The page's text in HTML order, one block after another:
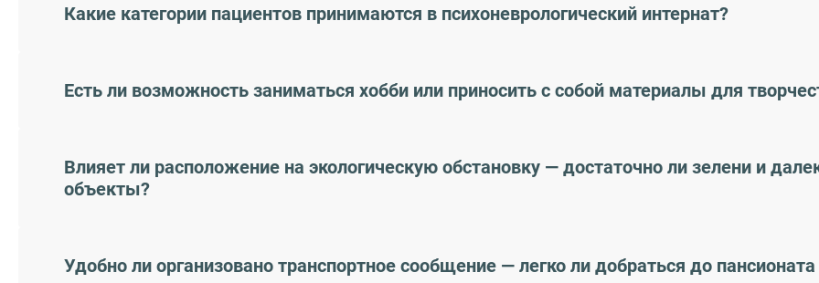
Какие категории пациентов принимаются в психоневрологический интернат?
Есть ли возможность заниматься хобби или приносить с собой материалы для
Влияет ли расположение на экологическую обстановку — достаточно ли зелени и
объекты?
Удобно ли организовано транспортное сообщение — легко ли добраться до